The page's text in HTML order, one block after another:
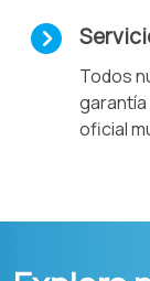
Todos
oficial